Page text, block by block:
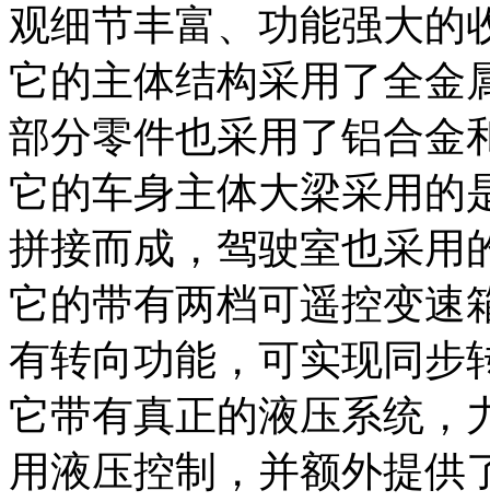
观细节丰富、功能强大的
它的主体结构采用了全金
部分零件也采用了铝合金
它的车身主体大梁采用的
拼接而成，驾驶室也采用
它的带有两档可遥控变速
有转向功能，可实现同步
它带有真正的液压系统，
用液压控制，并额外提供